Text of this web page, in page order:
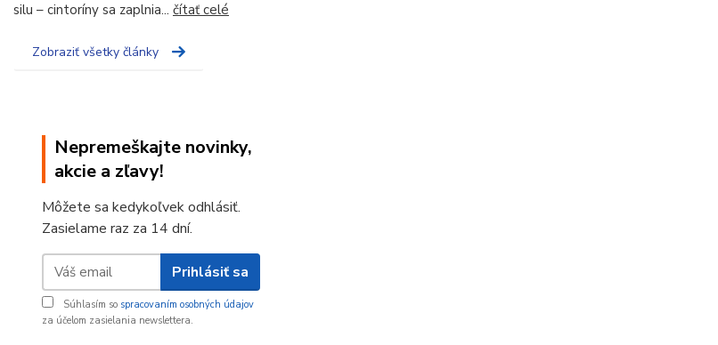
silu – cintoríny sa zaplnia... čítať celé
Zobraziť všetky články
Nepremeškajte novinky,
akcie a zľavy!
Môžete sa kedykoľvek odhlásiť.
Zasielame raz za 14 dní.
Prihlásiť sa
Súhlasím so spracovaním osobných údajov
za účelom zasielania newslettera.